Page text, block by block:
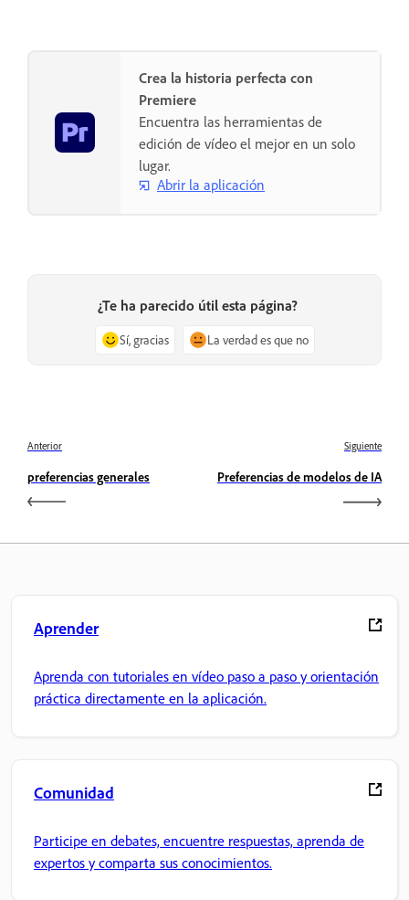
Crea la historia perfecta con
Premiere
Encuentra las herramientas de
edición de vídeo el mejor en un solo
lugar.
Abrir la aplicación
¿Te ha parecido útil esta página?
Sí, gracias La verdad es que no
Anterior
preferencias generales
Siguiente
Preferencias de modelos de IA
Aprender
Aprenda con tutoriales en vídeo paso a paso y orientación
práctica directamente en la aplicación.
Comunidad
Participe en debates, encuentre respuestas, aprenda de
expertos y comparta sus conocimientos.